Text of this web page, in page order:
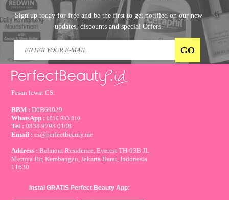
Sign up today for free and be the first to get notified on our new
updates, discounts and special Offers.
Pesan lewat CS:
BBM : D0B69029
WhatsApp :0816 933 810
Tel :0838 9798 0108
Email :cs@perfectbeauty.me
Address : Belmont Residence, Everest TH-03B JL
Meruya Ilir, Kembangan, Jakarta Barat, Indonesia
11630
Instal GRATIS Perfect Beauty App: